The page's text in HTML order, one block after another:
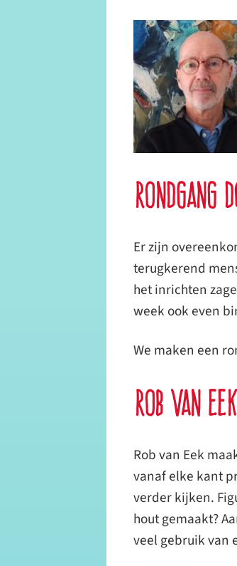
Rondgang
Er zijn
terugkerend
het inrichten
week ook even
We maken een
Rob van Eek
Rob van Eek
vanaf elke kant
verder kijken.
hout gemaakt?
veel gebruik van